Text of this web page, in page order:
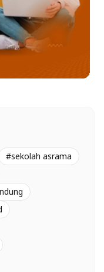
#sekolah asrama